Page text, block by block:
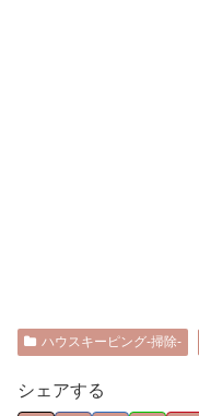
ハウスキーピング-掃除-
シェアする